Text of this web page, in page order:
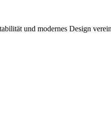
und modernes Design